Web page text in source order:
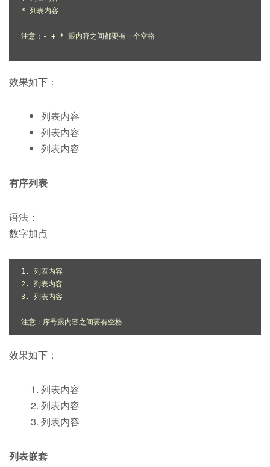
* 列表内容
注意：- + * 跟内容之间都要有一个空格
效果如下：
列表内容
列表内容
列表内容
有序列表
语法：
数字加点
1. 列表内容
2. 列表内容
3. 列表内容
效果如下：
列表内容
列表内容
列表内容
列表嵌套